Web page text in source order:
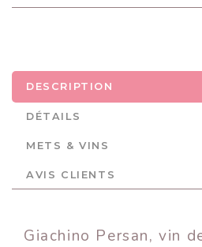
DESCRIPTION
DÉTAILS
METS & VINS
AVIS CLIENTS
Giachino Persan, vin